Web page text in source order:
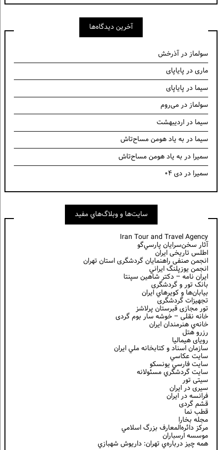
آخرین دیدگاه‌ها
سولمازدرآذرخش
ماریدر پایاپای
سیما در پایاپای
سولمازدرمی‌روم
سیما دراردیبهشت
سیما در به یاد هومن مساح‌تاش
سمیرا در به یاد هومن مساح‌تاش
سمیرا دردی ۰۴
سايت‌ها و وبلاگ‌هاي مفيد
Iran Tour and Travel Agency
آثار سخن‌سرايان پارسي‌گو
اطلس تاریخی ایران
انجمن صنفی راهنمایان گردشگری استان تهران
انجمن يوزپلنگ ايراني
ایران نامه – دکتر شاهین سپنتا
بانک تور و گردشگری
بيابان‌ها و كويرهاي ايران
تجهیزات گردشگری
تور مجازی قبرستان پرلاشز
خانه نقلی – خوشه سار بوم گردی
خانه‌ي هنرمندان ايران
رزرو هتل
رویای هیمالیا
سازمان اسناد و كتابخانه ملي ايران
سايت عكاسي
سايت فارسي يونسكو
سايت گردشگري مسئولانه
سیتی تور
سیری در ایران
فرانسه در ايران
قشم گردی
قطب نما
مجله بخارا
مركز دائره‌المعارف بزرگ اسلامي
موسسه ارسباران
همه چيز درباره‌ي تهران: داريوش شهبازي